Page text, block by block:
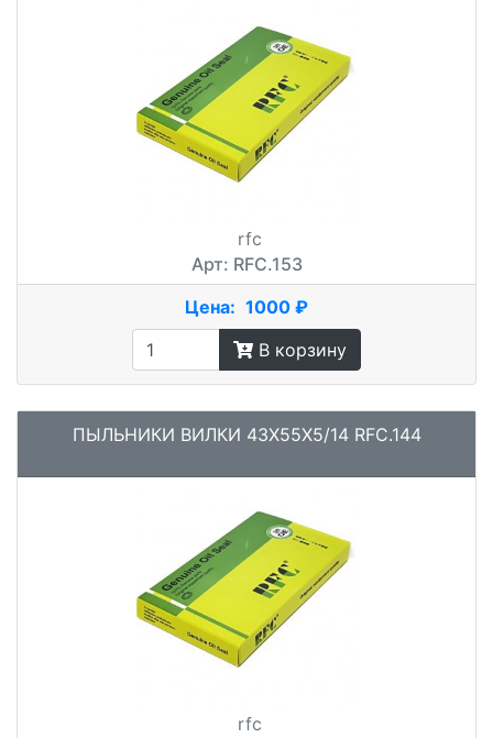
rfc
Арт: RFC.153
Цена: 1000 ₽
В корзину
ПЫЛЬНИКИ ВИЛКИ 43X55X5/14 RFC.144
rfc